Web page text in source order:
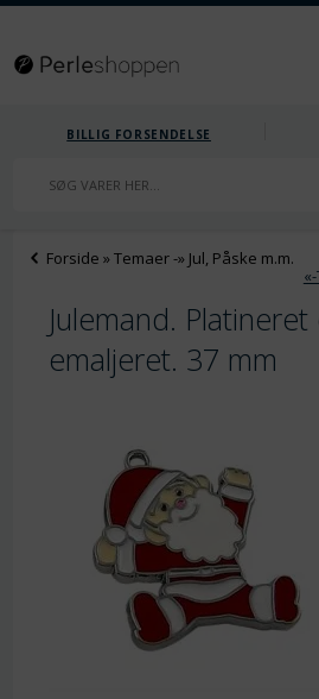
BILLIG FORSENDELSE
Forside »Temaer-» Jul, Påske m.m.
Julemand. Platineret
emaljeret. 37 mm